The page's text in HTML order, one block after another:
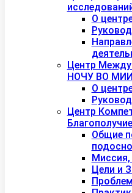
О
Центр
НОЧУ ВО
О
Центр
Общие
Миссия,
Цели и